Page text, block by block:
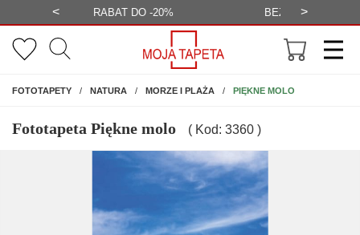
< BEZPŁATNA WIZUALIZACJA >
FOTOTAPETYNA ŚCIANĘ
NATURA MORZE I PLAŻA PIĘKNE MOLO
Fototapeta Piękne molo ( Kod: 3360 )